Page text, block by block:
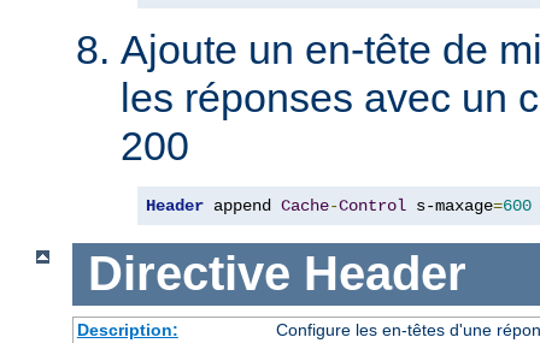
Ajoute un en-tête de
les réponses avec un
200
Header append Cache-Control s-maxage=600
Directive Header
Description:
Configure les en-têtes d'une